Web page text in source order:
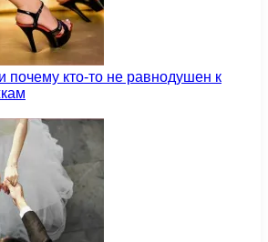
почему кто-то не равнодушен к